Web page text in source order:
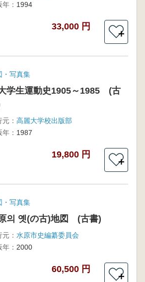
： 1994
33,000 円
＋
・写真集
学生運動史1905～1985 (古
： 高麗大学校出版部
： 1987
19,800 円
＋
・写真集
의 옛(の古)地図 (古書)
： 水原市史編纂委員会
： 2000
60,500 円
＋